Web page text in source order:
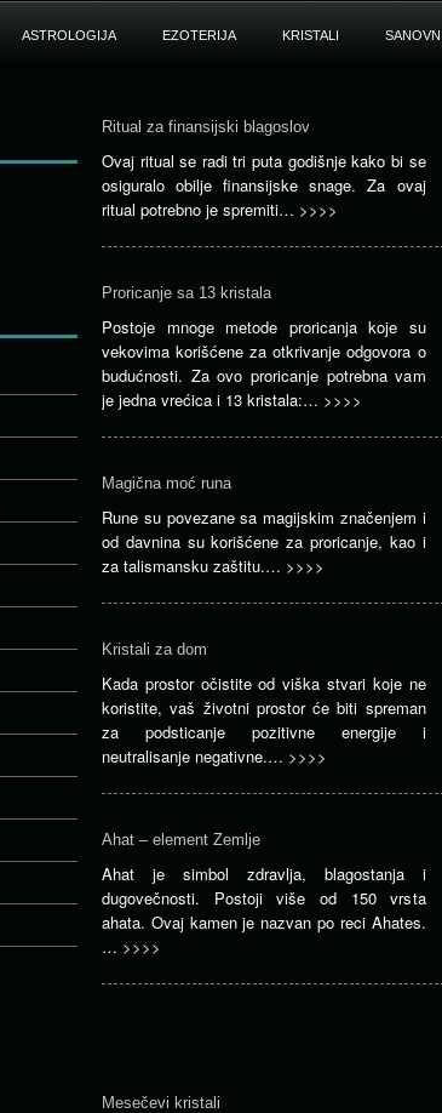
ASTROLOGIJA EZOTERIJA KRISTALI
Ritual za finansijski blagoslov
Ovaj ritual se radi tri puta godišnje kako bi se
osiguralo obilje finansijske snage. Za ovaj
ritual potrebno je spremiti… >>>>
Proricanje sa 13 kristala
Postoje mnoge metode proricanja koje su
vekovima korišćene za otkrivanje odgovora o
budućnosti. Za ovo proricanje potrebna vam
je jedna vrećica i 13 kristala:… >>>>
Magična moć runa
Rune su povezane sa magijskim značenjem i
od davnina su korišćene za proricanje, kao i
za talismansku zaštitu.… >>>>
Kristali za dom
Kada prostor očistite od viška stvari koje ne
koristite, vaš životni prostor će biti spreman
za podsticanje pozitivne energije i
neutralisanje negativne.… >>>>
Ahat – element Zemlje
Ahat je simbol zdravlja, blagostanja i
dugovečnosti. Postoji više od 150 vrsta
ahata. Ovaj kamen je nazvan po reci Ahates.
… >>>>
Mesečevi kristali